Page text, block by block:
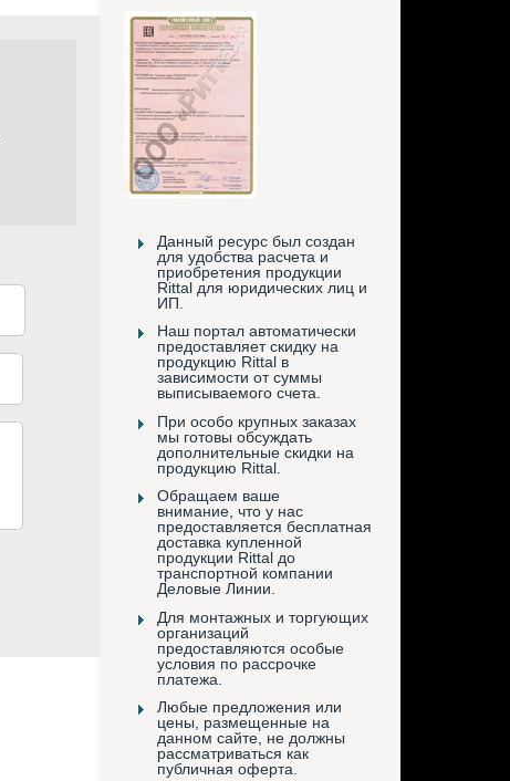
Данный ресурс был создан
для удобства расчета и
приобретения продукции
Rittal для юридических лиц и
ИП.
Наш портал автоматически
предоставляет скидку на
продукцию Rittal в
зависимости от суммы
выписываемого счета.
При особо крупных заказах
мы готовы обсуждать
дополнительные скидки на
продукцию Rittal.
Обращаем ваше
внимание, что у нас
предоставляется бесплатная
доставка купленной
продукции Rittal до
транспортной компании
Деловые Линии.
Для монтажных и торгующих
организаций
предоставляются особые
условия по рассрочке
платежа.
Любые предложения или
цены, размещенные на
данном сайте, не должны
рассматриваться как
публичная оферта.